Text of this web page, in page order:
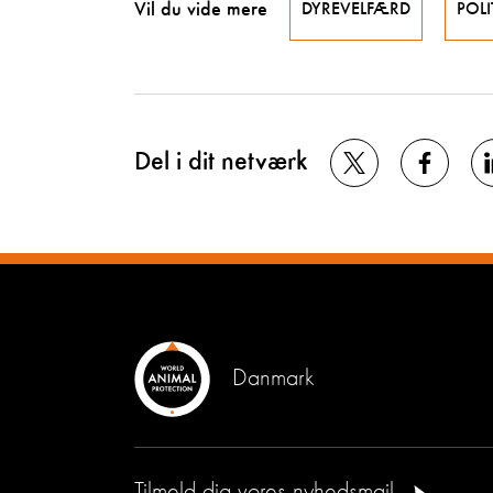
Vil du vide mere DYREVELFÆRD
Del i dit netværk
Danmark